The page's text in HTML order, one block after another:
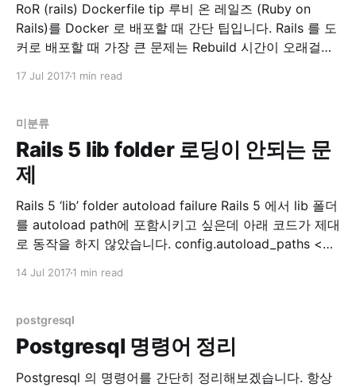
RoR (rails) Dockerfile tip 루비 온 레일즈 (Ruby on
Rails)를 Docker 로 배포할 때 간단 팁입니다. Rails 를 도
커로 배포할 때 가장 큰 문제는 Rebuild 시간이 오래걸린
17 Jul 20171 min read
미분류
Rails 5 lib folder 로딩이 안되는 문
제
Rails 5 ‘lib’ folder autoload failure Rails 5 에서 lib 폴더
를 autoload path에 포함시키고 싶은데 아래 코드가 제대
로 동작을 하지 않았습니다. config.autoload_paths <<
14 Jul 20171 min read
postgresql
Postgresql 명령어 정리
Postgresql 의 명령어를 간단히 정리해보겠습니다. 항상